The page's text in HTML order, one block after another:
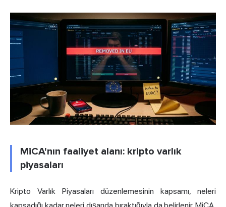
MiCA'nın faaliyet alanı: kripto varlık
piyasaları
Kripto Varlık Piyasaları düzenlemesinin kapsamı, neleri